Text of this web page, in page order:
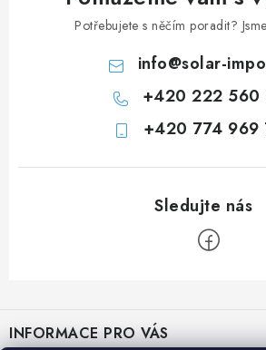
Potřebujete s něčím poradit?
info@solar-
+420 222 560
+420 774 969
pINFORMACE PRO VÁS